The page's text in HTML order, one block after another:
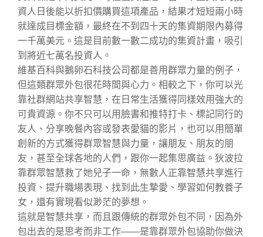
資人日後能以折扣價購買這項產品，結果才短短兩小時
就達成目標金額，最終在不到四十天的集資期限內募得
一千萬美元。這是目前數一數二成功的集資計畫，吸引
到將近七萬名投資人。
維基百科與鵝卵石科技公司都是善用群眾力量的例子，
但這類群眾外包很花時間與心力。相較之下，你可以光
靠社群網站共享智慧，在日常生活獲得同樣效用強大的
可貴資源。你不只可以用臉書和推特打卡、標記同行的
友人、分享晚餐內容或發表愛貓的影片，也可以用簡單
創新的方式獲得群眾智慧與力量，讓朋友、朋友的朋
友，甚至全球各地的人們，跟你一起集思廣益。狄波拉
靠群眾智慧救了她兒子一命，無數人正靠智慧共享進行
投資、提升職場表現、找到此生摯愛、學習如何教養子
女，還有實現看似渺茫的夢想。
這就是智慧共享，而且跟傳統的群眾外包不同，因為外
包出去的是思考而非工作——是靠群眾外包協助你做決